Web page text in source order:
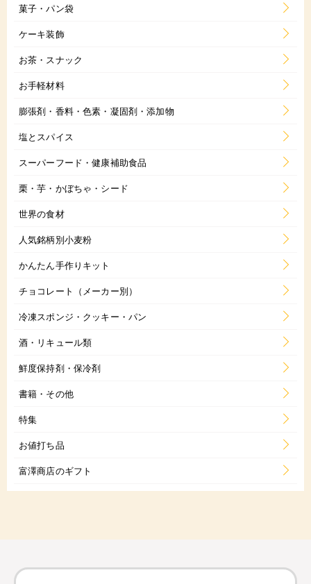
菓子・パン袋
ケーキ装飾
お茶・スナック
お手軽材料
膨張剤・香料・色素・凝固剤・添加物
塩とスパイス
スーパーフード・健康補助食品
栗・芋・かぼちゃ・シード
世界の食材
人気銘柄別小麦粉
かんたん手作りキット
チョコレート（メーカー別）
冷凍スポンジ・クッキー・パン
酒・リキュール類
鮮度保持剤・保冷剤
書籍・その他
特集
お値打ち品
富澤商店のギフト